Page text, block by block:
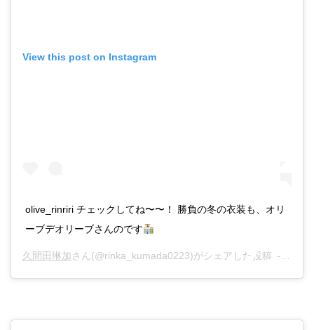
View this post on Instagram
olive_rinriri チェックしてね〜〜！ 勝負の冬の衣装も、オリ
ーブデオリーブさんのです
久間田琳加さん(@rinka_kumada0223)がシェアした投稿 – 2018